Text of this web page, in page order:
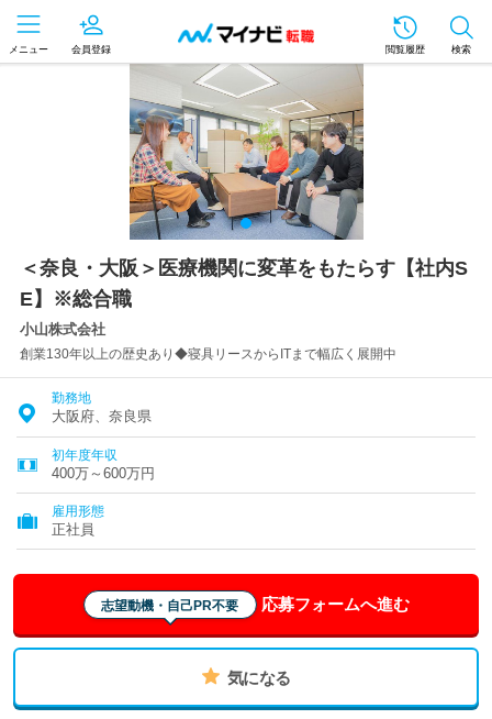
メニュー 会員登録 閲覧履歴 検索
＜奈良・大阪＞医療機関に変革をもたらす【社内S
E】※総合職
小山株式会社
創業130年以上の歴史あり◆寝具リースからITまで幅広く展開中
勤務地
大阪府、奈良県
初年度年収
400万～600万円
雇用形態
正社員
志望動機・自己PR不要 応募フォームへ進む
気になる